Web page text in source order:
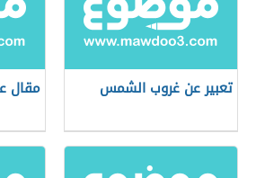
تعبير عن غروب الشمس مقال